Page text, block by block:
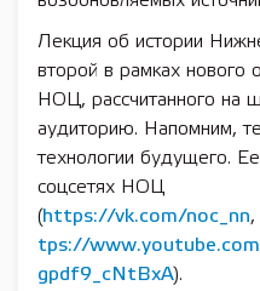
Лекция об истории
второй в рамках нового
НОЦ, рассчитанного на
аудиторию. Напомним,
технологии будущего.
соцсетях НОЦ
(https://vk.com/noc_nn,
tps://
gpdf9_cNtBxA).